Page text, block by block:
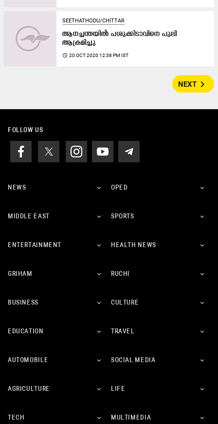
SEETHATHODU/CHITTAR
ആനച്ചന്തയിൽ പശുക്കിടാവിനെ പുലി
ആക്രമിച്ചു
access_time 20 OCT 2020 12:38 PM IST
NEXT navigate_next
FOLLOW US
NEWS OPED
MIDDLE EAST SPORTS
ENTERTAINMENT HEALTH NEWS
GRIHAM RUCHI
BUSINESS CULTURE
EDUCATION TRAVEL
AUTOMOBILE SOCIAL MEDIA
AGRICULTURE LIFE
TECH MULTIMEDIA